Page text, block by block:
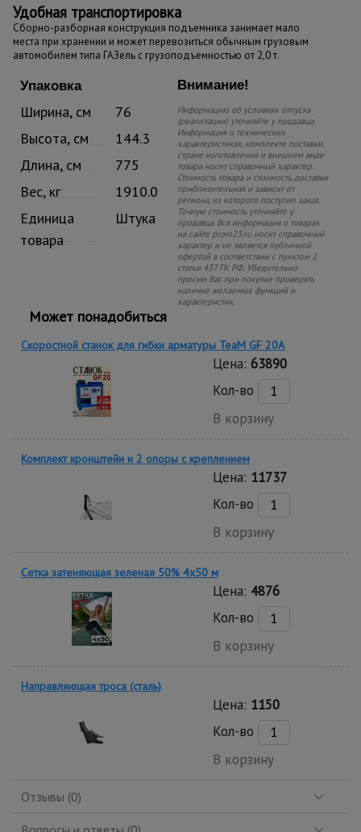
Удобная транспортировка
Сборно-разборная конструкция подъемника занимает мало
места при хранении и может перевозиться обычным грузовым
автомобилем типа ГАЗель с грузоподъемностью от 2,0 т.
Упаковка
Ширина, см
76
Высота, см
144.3
Длина, см
775
Вес, кг
1910.0
Единица
товара
Штука
Внимание!
Информацию об условиях отпуска
(реализации) уточняйте у продавца.
Информация о технических
характеристиках, комплекте поставки,
стране изготовления и внешнем виде
товара носит справочный характер.
Стоимость товара и стоимость доставки
приблизительная и зависит от
региона, из которого поступил заказ.
Точную стоимость уточняйте у
продавца. Вся информация о товарах
на сайте prom23.ru носит справочный
характер и не является публичной
офертой в соответствии с пунктом 2
статьи 437 ГК РФ. Убедительно
просим Вас при покупке проверять
наличие желаемых функций и
характеристик.
Может понадобиться
Скоростной станок для гибки арматуры ТеаМ GF 20A
Цена: 63890
Кол-во
В корзину
Комплект кронштейн и 2 опоры с креплением
Цена: 11737
Кол-во
В корзину
Сетка затеняющая зеленая 50% 4х50 м
Цена: 4876
Кол-во
В корзину
Направляющая троса (сталь)
Цена: 1150
Кол-во
В корзину
Отзывы (0)